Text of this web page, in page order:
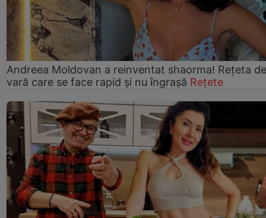
Andreea Moldovan a reinventat shaorma! Rețeta de
vară care se face rapid și nu îngrașă Rețete